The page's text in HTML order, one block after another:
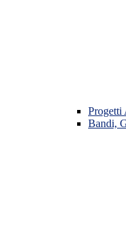
Progetti
Bandi,